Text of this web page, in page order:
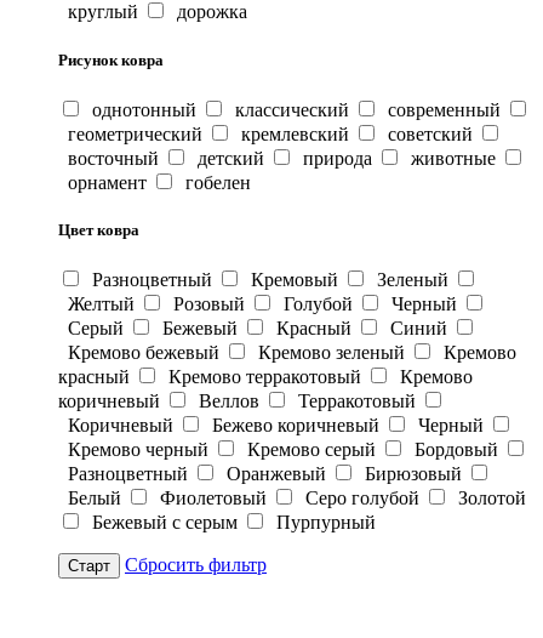
круглый
дорожка
Рисунок ковра
однотонный классический
современный
геометрический
кремлевский
советский
восточный
детский природа
животные
орнамент
гобелен
Цвет ковра
Разноцветный Кремовый
Зеленый
Желтый
Розовый Голубой
Черный
Серый
Бежевый Красный
Синий
Кремово бежевый
Кремово зеленый
Кремово
красный
Кремово терракотовый
Кремово
коричневый
Веллов
Терракотовый
Коричневый
Бежево коричневый
Черный
Кремово черный
Кремово серый
Бордовый
Разноцветный
Оранжевый
Бирюзовый
Белый
Фиолетовый Серо голубой
Золотой
Бежевый с серым
Пурпурный
Старт Сбросить фильтр